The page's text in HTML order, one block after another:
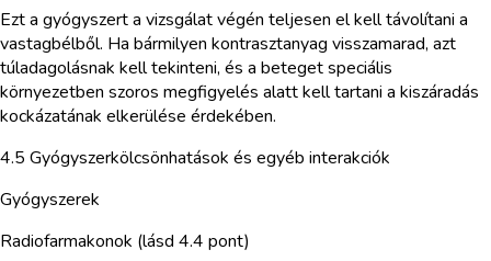
Ezt a gyógyszert a vizsgálat végén teljesen el kell távolítani a
vastagbélből. Ha bármilyen kontrasztanyag visszamarad, azt
túladagolásnak kell tekinteni, és a beteget speciális
környezetben szoros megfigyelés alatt kell tartani a kiszáradás
kockázatának elkerülése érdekében.
4.5 Gyógyszerkölcsönhatások és egyéb interakciók
Gyógyszerek
Radiofarmakonok (lásd 4.4 pont)